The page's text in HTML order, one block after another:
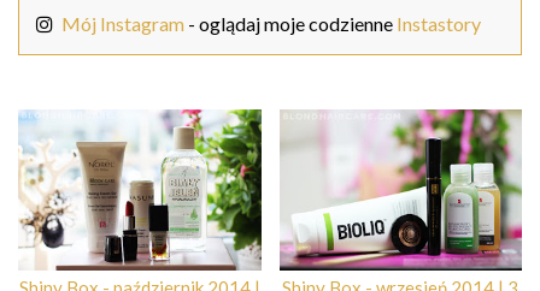
Mój Instagram - oglądaj moje codzienne Instastory